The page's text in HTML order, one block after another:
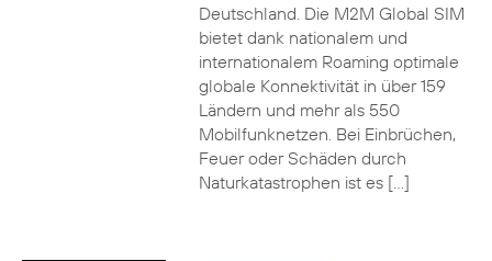
Deutschland. Die M2M Global SIM
bietet dank nationalem und
internationalem Roaming optimale
globale Konnektivität in über 159
Ländern und mehr als 550
Mobilfunknetzen. Bei Einbrüchen,
Feuer oder Schäden durch
Naturkatastrophen ist es […]